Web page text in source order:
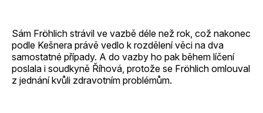
Sám Fröhlich strávil ve vazbě déle než rok, což nakonec
podle Kešnera právě vedlo k rozdělení věci na dva
samostatné případy. A do vazby ho pak během líčení
poslala i soudkyně Říhová, protože se Fröhlich omlouval
z jednání kvůli zdravotním problémům.